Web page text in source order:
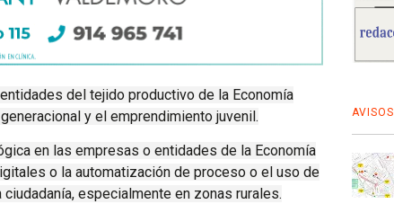
del tejido productivo de la Economía
y el emprendimiento juvenil.
en las empresas o entidades de la Economía
o la automatización de proceso o el uso de
especialmente en zonas rurales.
AVISOS